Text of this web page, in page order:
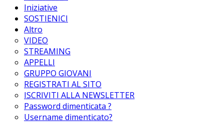
Iniziative
SOSTIENICI
Altro
VIDEO
STREAMING
APPELLI
GRUPPO GIOVANI
REGISTRATI AL SITO
ISCRIVITI ALLA NEWSLETTER
Password dimenticata ?
Username dimenticato?